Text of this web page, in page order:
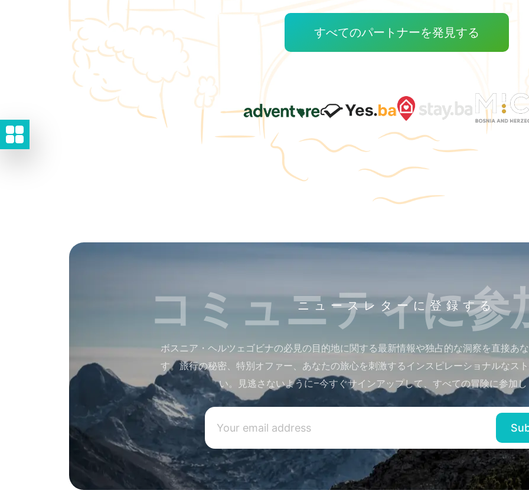
すべてのパートナーを発見する
ニュースレターに登録する
コミュニティに参
ボスニア・ヘルツェゴビナの必見の目的地に関する最新情報や独占的な洞察を直接あ
す。旅行の秘密、特別オファー、あなたの旅心を刺激するインスピレーショナルなス
い。見逃さないように–今すぐサインアップして、すべての冒険に参加